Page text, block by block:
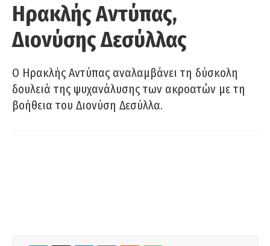
Ηρακλής Αντύπας,
Διονύσης Δεσύλλας
Ο Ηρακλής Αντύπας αναλαμβάνει τη δύσκολη
δουλειά της ψυχανάλυσης των ακροατών με τη
βοήθεια του Διονύση Δεσύλλα.